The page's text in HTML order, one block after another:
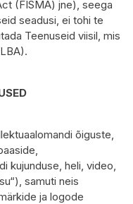
(FISMA) jne), seega
seadusi, ei tohi te
Teenuseid viisil, mis
õiguste,
kujunduse, heli, video,
samuti neis
ja logode